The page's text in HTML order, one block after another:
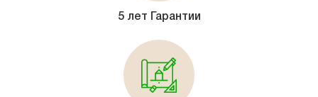
5 лет Гарантии